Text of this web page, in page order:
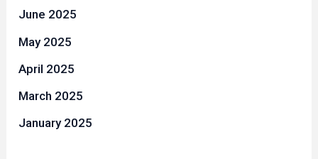
June 2025
May 2025
April 2025
March 2025
January 2025